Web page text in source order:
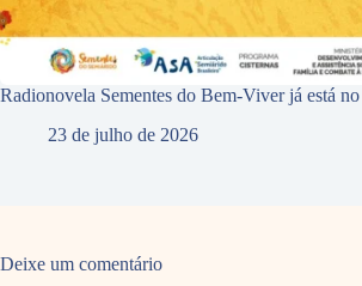
Radionovela Sementes do Bem-Viver já está
23 de julho de 2026
Deixe um comentário